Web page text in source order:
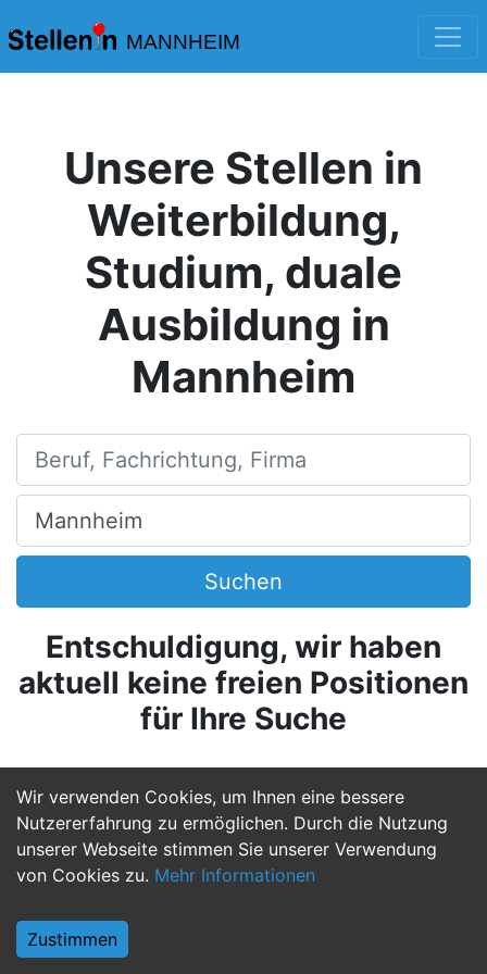
MANNHEIM
Wir verwenden Cookies, um Ihnen eine bessere
Nutzererfahrung zu ermöglichen. Durch die Nutzung
unserer Webseite stimmen Sie unserer Verwendung
von Cookies zu. Mehr Informationen
Zustimmen
Unsere Stellen in
Weiterbildung,
Studium, duale
Ausbildung in
Mannheim
Beruf, Fachrichtung, Firma
Ort, Stadt
Suchen
Entschuldigung, wir haben
aktuell keine freien Positionen
für Ihre Suche